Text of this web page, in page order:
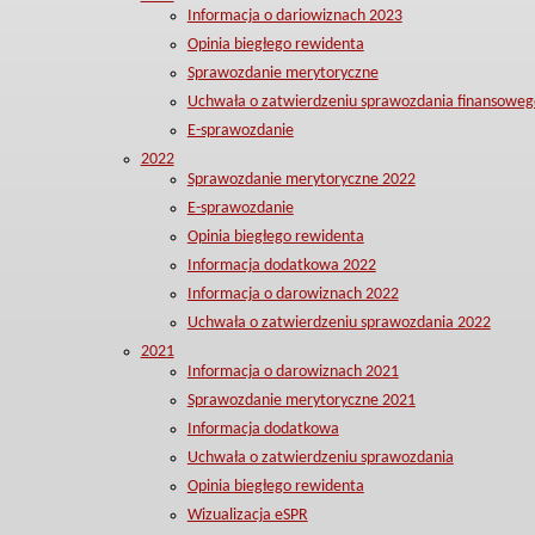
Informacja o dariowiznach 2023
Opinia biegłego rewidenta
Sprawozdanie merytoryczne
Uchwała o zatwierdzeniu sprawozdania
E-sprawozdanie
2022
Sprawozdanie merytoryczne 2022
E-sprawozdanie
Opinia biegłego rewidenta
Informacja dodatkowa 2022
Informacja o darowiznach 2022
Uchwała o zatwierdzeniu sprawozdania 2022
2021
Informacja o darowiznach 2021
Sprawozdanie merytoryczne 2021
Informacja dodatkowa
Uchwała o zatwierdzeniu sprawozdania
Opinia biegłego rewidenta
Wizualizacja eSPR